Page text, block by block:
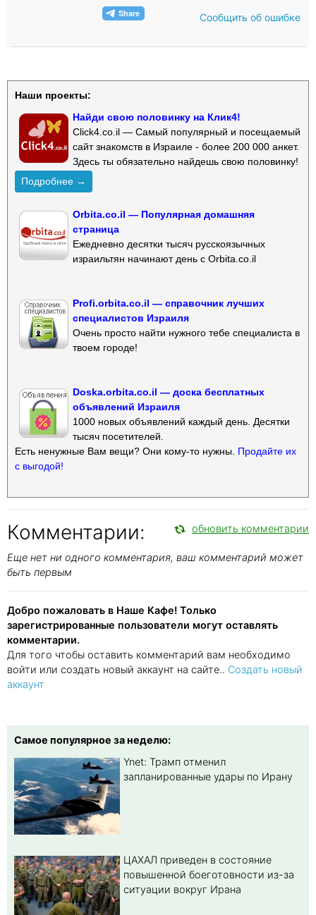
Сообщить об ошибке
Наши проекты:
Найди свою половинку на Клик4!
Click4.co.il — Самый популярный и посещаемый
сайт знакомств в Израиле - более 200 000 анкет.
Здесь ты обязательно найдешь свою половинку!
Подробнее →
Orbita.co.il — Популярная домашняя
страница
Ежедневно десятки тысяч русскоязычных
израильтян начинают день с Orbita.co.il
Profi.orbita.co.il — справочник лучших
специалистов Израиля
Очень просто найти нужного тебе специалиста в
твоем городе!
Doska.orbita.co.il — доска бесплатных
объявлений Израиля
1000 новых объявлений каждый день. Десятки
тысяч посетителей.
Есть ненужные Вам вещи? Они кому-то нужны. Продайте их
с выгодой!
Комментарии: обновить комментарии
Еще нет ни одного комментария, ваш комментарий может
быть первым
Добро пожаловать в Наше Кафе! Только
зарегистрированные пользователи могут оставлять
комментарии.
Для того чтобы оставить комментарий вам необходимо
войти или создать новый аккаунт на сайте.. Создать новый
аккаунт
Самое популярное за неделю:
Ynet: Трамп отменил
запланированные удары по Ирану
ЦАХАЛ приведен в состояние
повышенной боеготовности из-за
ситуации вокруг Ирана